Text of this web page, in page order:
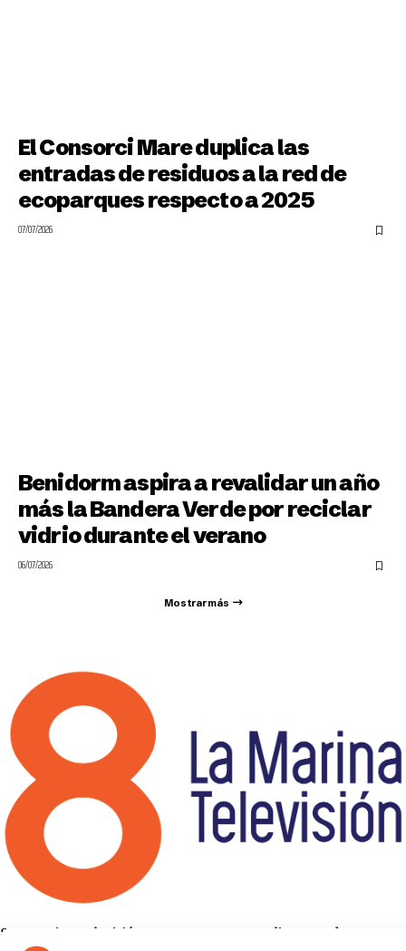
El Consorci Mare duplica las
entradas de residuos a la red de
ecoparques respecto a 2025
07/07/2026
Benidorm aspira a revalidar un año
más la Bandera Verde por reciclar
vidrio durante el verano
06/07/2026
Mostrar más
8 La Marina Televisión cuenta con una amplia gama de